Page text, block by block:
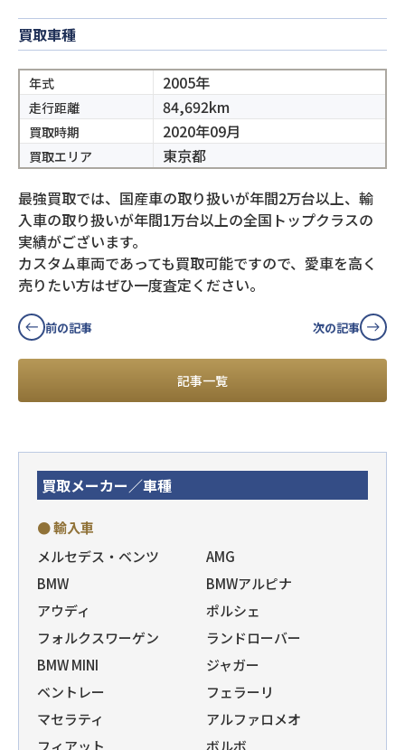
買取車種
年式 2005年
走行距離 84,692km
買取時期 2020年09月
買取エリア
東京都
最強買取では、国産車の取り扱いが年間2万台以上、輸
入車の取り扱いが年間1万台以上の全国トップクラスの
実績がございます。
カスタム車両であっても買取可能ですので、愛車を高く
売りたい方はぜひ一度査定ください。
前の記事
記事一覧
次の記事
買取メーカー／車種
● 輸入車
メルセデス・ベンツ
AMG
BMW
BMWアルピナ
アウディ
ポルシェ
フォルクスワーゲン
ランドローバー
BMW MINI
ジャガー
ベントレー
フェラーリ
マセラティ
アルファロメオ
フィアット
ボルボ